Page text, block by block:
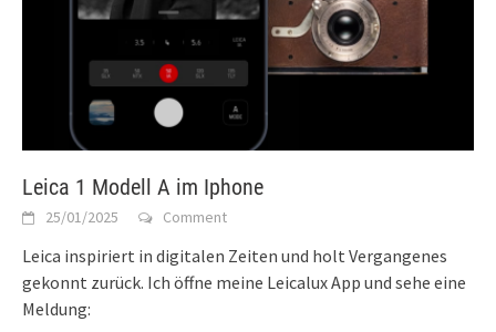
Leica 1 Modell A im Iphone
25/01/2025 Comment
Leica inspiriert in digitalen Zeiten und holt Vergangenes
gekonnt zurück. Ich öffne meine Leicalux App und sehe eine
Meldung: